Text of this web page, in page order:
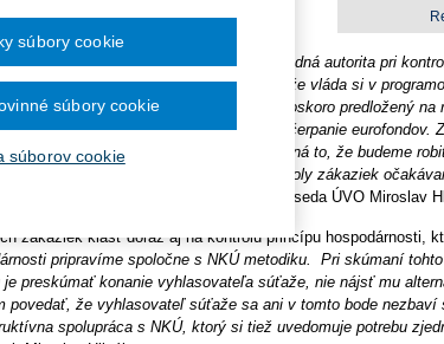
2024
2024
2024
2024
2024
2023
2023
2023
už prešiel pripomienkovým konaním.
aj s prioritou, aby sa z ÚVO stala národná autorita pri
kontroly zjednodušil. Teší ma, že vláda si v
návrh zákona, ktorý by mal byť čoskoro predložený na
sa nám na Slovensku podarí zvýšiť čerpanie eurofondov.
že zjednodušenie kontroly neznamená to, že budeme
od zjednodušenia mechanizmu kontroly zákaziek
problému v súťaži,“
hovorí predseda ÚVO Miroslav
zákaziek klásť dôraz aj na kontrolu princípu hospodárnosti,
pripravíme spoločne s NKÚ metodiku. Pri skúmaní
je preskúmať konanie vyhlasovateľa súťaže, nie nájsť mu
povedať, že vyhlasovateľ súťaže sa ani v tomto bode nezbaví
spolupráca s NKÚ, ktorý si tiež uvedomuje potrebu
súborov cookie
súbory cookie
súbory cookie